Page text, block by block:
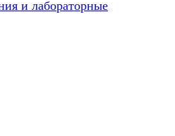
и лабораторные